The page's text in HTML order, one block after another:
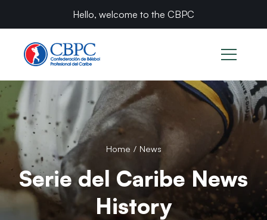
Caribbean Series News: Games & Players
Hello, welcome to the CBPC
Home / News
Serie del Caribe News
History